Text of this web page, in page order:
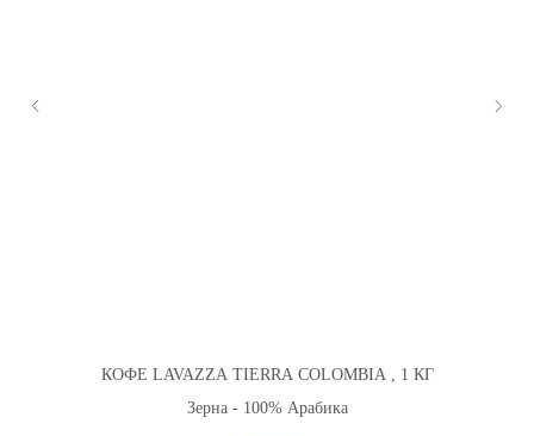
КОФЕ LAVAZZA TIERRA COLOMBIA , 1 КГ
Зерна - 100% Арабика